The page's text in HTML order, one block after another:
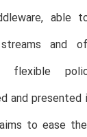
able
and of
and presented
to ease